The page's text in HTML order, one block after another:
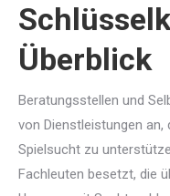
Überblick
Beratungsstellen und
von Dienstleistungen
Spielsucht zu
Fachleuten besetzt, die